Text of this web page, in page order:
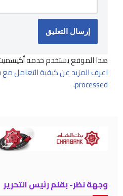
هذا الموقع يستخدم خدمة أكيسميت
اعرف المزيد عن كيفية التعامل مع
processed
.
وجهة نظر- بقلم رئيس التحرير